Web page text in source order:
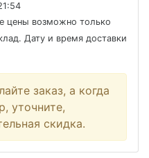
цены возможно только
Дату и время доставки
заказ, а когда
уточните,
скидка.